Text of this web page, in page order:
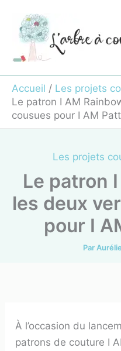
contenu
Accueil
Les projets
Le patron I AM
cousues pour I AM
Les projets
Le patron
les deux
pour I
Par Aurélie
À l’occasion du
patrons de couture I